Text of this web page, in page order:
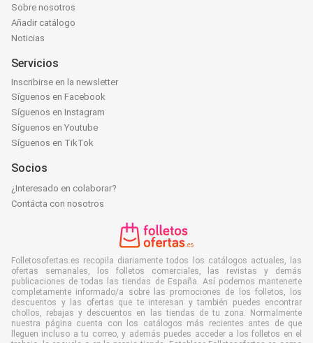
Sobre nosotros
Añadir catálogo
Noticias
Servicios
Inscribirse en la newsletter
Síguenos en Facebook
Síguenos en Instagram
Síguenos en Youtube
Síguenos en TikTok
Socios
¿Interesado en colaborar?
Contácta con nosotros
Folletosofertas.es recopila diariamente todos los catálogos actuales, las
ofertas semanales, los folletos comerciales, las revistas y demás
publicaciones de todas las tiendas de España. Así podemos mantenerte
completamente informado/a sobre las promociones de los folletos, los
descuentos y las ofertas que te interesan y también puedes encontrar
chollos, rebajas y descuentos en las tiendas de tu zona. Normalmente
nuestra página cuenta con los catálogos más recientes antes de que
lleguen incluso a tu correo, y además puedes acceder a los folletos en el